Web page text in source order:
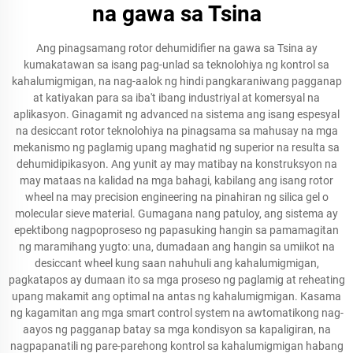
na gawa sa Tsina
Ang pinagsamang rotor dehumidifier na gawa sa Tsina ay
kumakatawan sa isang pag-unlad sa teknolohiya ng kontrol sa
kahalumigmigan, na nag-aalok ng hindi pangkaraniwang pagganap
at katiyakan para sa iba't ibang industriyal at komersyal na
aplikasyon. Ginagamit ng advanced na sistema ang isang espesyal
na desiccant rotor teknolohiya na pinagsama sa mahusay na mga
mekanismo ng paglamig upang maghatid ng superior na resulta sa
dehumidipikasyon. Ang yunit ay may matibay na konstruksyon na
may mataas na kalidad na mga bahagi, kabilang ang isang rotor
wheel na may precision engineering na pinahiran ng silica gel o
molecular sieve material. Gumagana nang patuloy, ang sistema ay
epektibong nagpoproseso ng papasuking hangin sa pamamagitan
ng maramihang yugto: una, dumadaan ang hangin sa umiikot na
desiccant wheel kung saan nahuhuli ang kahalumigmigan,
pagkatapos ay dumaan ito sa mga proseso ng paglamig at reheating
upang makamit ang optimal na antas ng kahalumigmigan. Kasama
ng kagamitan ang mga smart control system na awtomatikong nag-
aayos ng pagganap batay sa mga kondisyon sa kapaligiran, na
nagpapanatili ng pare-parehong kontrol sa kahalumigmigan habang